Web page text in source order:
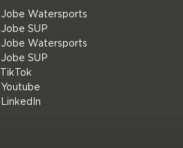
Jobe Watersports
Jobe SUP
Jobe Watersports
Jobe SUP
TikTok
Youtube
LinkedIn